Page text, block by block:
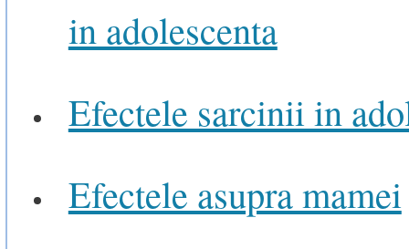
in adolescenta
Efectele sarcinii in
Efectele asupra mamei